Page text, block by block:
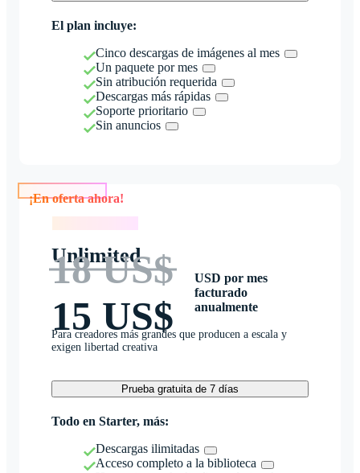
El plan incluye:
Cinco descargas de imágenes al mes
Un paquete por mes
Sin atribución requerida
Descargas más rápidas
Soporte prioritario
Sin anuncios
Unlimited
18 US$
15 US$
USD por mes
facturado
anualmente
Para creadores más grandes que producen a escala y
exigen libertad creativa
Prueba gratuita de 7 días
Todo en Starter, más:
Descargas ilimitadas
Acceso completo a la biblioteca